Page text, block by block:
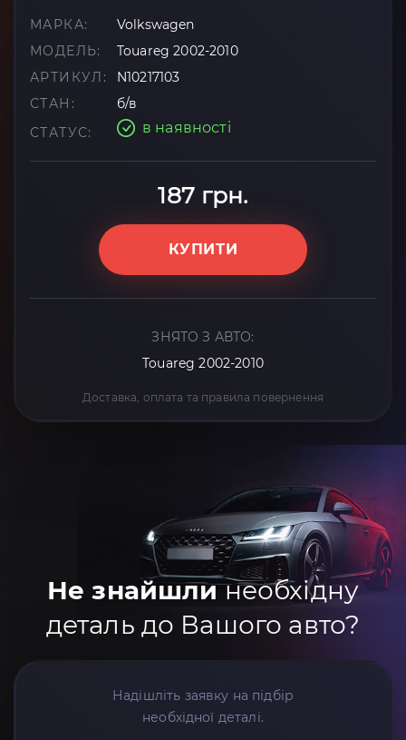
МАРКА:
Volkswagen
МОДЕЛЬ:
Touareg 2002-2010
АРТИКУЛ:
N10217103
СТАН:
б/в
СТАТУС:
в наявності
187 грн.
КУПИТИ
ЗНЯТО З АВТО:
Touareg 2002-2010
Доставка, оплата та правила повернення
Не знайшлинеобхідну
деталь до Вашого авто?
Надішліть заявку на підбір
необхідної деталі.